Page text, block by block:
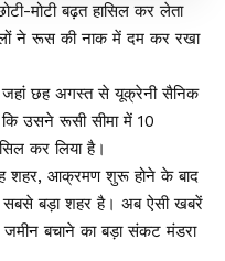
मोटी बढ़त हासिल कर लेता
ने रूस की नाक में दम कर रखा
जहां छह अगस्त से यूक्रेनी सैनिक
उसने रूसी सीमा में 10
कर लिया है।
शहर, आक्रमण शुरू होने के बाद
बड़ा शहर है। अब ऐसी खबरें
बचाने का बड़ा संकट मंडरा